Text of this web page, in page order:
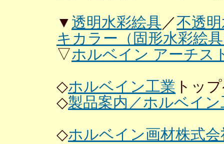
▼ 透明水彩絵具／不透
キカラー（固形水彩絵
▽ホルベイン アーチス
◇ホルベイン工業 トッ
◇製品案内／ホルベイン
◇ホルベイン画材株式会